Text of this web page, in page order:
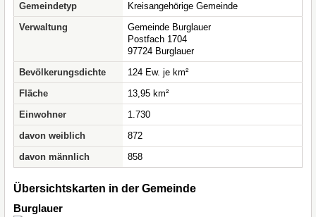
Gemeindetyp
Kreisangehörige Gemeinde
Verwaltung
Gemeinde Burglauer
Postfach 1704
97724 Burglauer
Bevölkerungsdichte
124 Ew. je km²
Fläche
13,95 km²
Einwohner
1.730
davon weiblich
872
davon männlich
858
Übersichtskarten in der Gemeinde
Burglauer